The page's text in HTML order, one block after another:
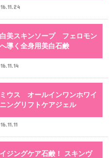
美スキンソープ フェロモン
導く全身用美白石鹸
ウス オールインワンホワイ
ニングリフトケアジェル
ジングケア石鹸！ スキンヴ